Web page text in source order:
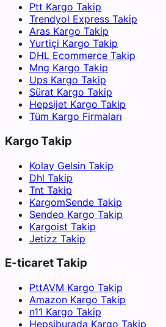
Ptt Kargo Takip
Trendyol Express Takip
Aras Kargo Takip
Yurtiçi Kargo Takip
DHL Ecommerce Takip
Mng Kargo Takip
Ups Kargo Takip
Sürat Kargo Takip
Hepsijet Kargo Takip
Tüm Kargo Firmaları
Kargo Takip
Kolay Gelsin Takip
Dhl Takip
Tnt Takip
KargomSende Takip
Sendeo Kargo Takip
Kargoist Takip
Jetizz Takip
E-ticaret Takip
PttAVM Kargo Takip
Amazon Kargo Takip
n11 Kargo Takip
Hepsiburada Kargo Takip